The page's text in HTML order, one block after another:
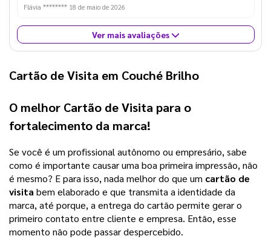
Flávia ******** 18 de maio de 2026
Ver mais avaliações
Cartão de Visita em Couché Brilho
O melhor Cartão de Visita para o
fortalecimento da marca!
Se você é um profissional autônomo ou empresário, sabe
como é importante causar uma boa primeira impressão, não
é mesmo? E para isso, nada melhor do que um cartão de
visita bem elaborado e que transmita a identidade da
marca, até porque, a entrega do cartão permite gerar o
primeiro contato entre cliente e empresa. Então, esse
momento não pode passar despercebido.